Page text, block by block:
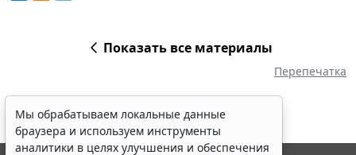
Показать все материалы
Перепечатка
Мы обрабатываем локальные данные
браузера и используем инструменты
аналитики в целях улучшения и обеспечения